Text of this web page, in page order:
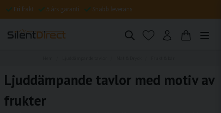
Fri frakt 5 års garanti Snabb leverans
Ljuddämpande tavlor med motiv av
frukter